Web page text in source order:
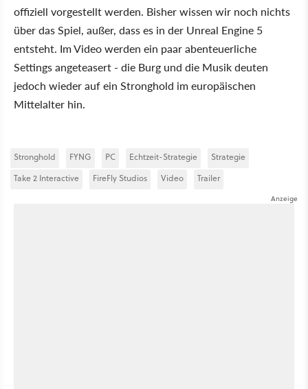
offiziell vorgestellt werden. Bisher wissen wir noch nichts
über das Spiel, außer, dass es in der Unreal Engine 5
entsteht. Im Video werden ein paar abenteuerliche
Settings angeteasert - die Burg und die Musik deuten
jedoch wieder auf ein Stronghold im europäischen
Mittelalter hin.
Stronghold FYNG PC Echtzeit-Strategie
Strategie
Take 2 Interactive
FireFly Studios Video Trailer